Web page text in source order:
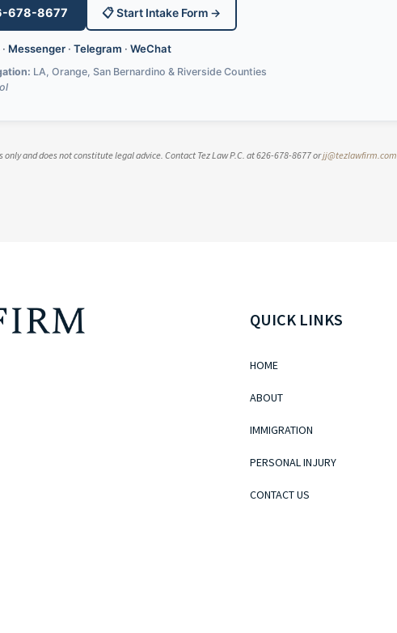
678-8677 📋 Start Intake Form →
· Messenger ·Telegram ·WeChat
LA, Orange, San Bernardino & Riverside Counties
and does not constitute legal advice. Contact Tez Law P.C. at 626-678-8677 orjj@tezlawfirm.com
QUICK LINKS
HOME
ABOUT
IMMIGRATION
PERSONAL INJURY
CONTACT US